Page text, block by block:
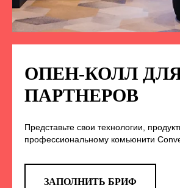
ОПЕН-КОЛЛ
ПАРТНЕРОВ
Представьте свои технологии,
профессиональному комьюнити
ЗАПОЛНИТЬ БРИФ
НА НАС В СОЦСЕТЯХ
TELEGRAM
анонс новых спикеров и другие
новости конференции